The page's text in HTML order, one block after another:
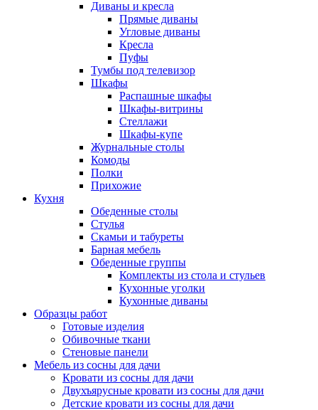
Диваны и кресла
Прямые диваны
Угловые диваны
Кресла
Пуфы
Тумбы под телевизор
Шкафы
Распашные шкафы
Шкафы-витрины
Стеллажи
Шкафы-купе
Журнальные столы
Комоды
Полки
Прихожие
Кухня
Обеденные столы
Стулья
Скамьи и табуреты
Барная мебель
Обеденные группы
Комплекты из стола и стульев
Кухонные уголки
Кухонные диваны
Образцы работ
Готовые изделия
Обивочные ткани
Стеновые панели
Мебель из сосны для дачи
Кровати из сосны для дачи
Двухъярусные кровати из сосны для дачи
Детские кровати из сосны для дачи